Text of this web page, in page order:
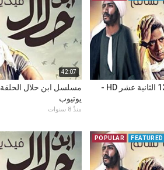
مسلسل ابن حلال الحلقة 12 الثانية عشر HD -
42:07
يوتيوب
منذُ 8 سنوات
POPULAR FEATURED